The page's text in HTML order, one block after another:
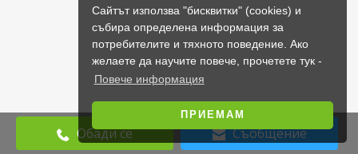
Сайтът използва "бисквитки" (cookies) и
събира определена информация за
потребителите и тяхното поведение. Ако
желаете да научите повече, прочетете тук -
Повече информация
ПРИЕМАМ
Обади се Съобщение